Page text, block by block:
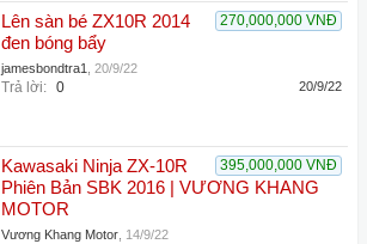
270,000,000 VNĐ
Lên sàn bé ZX10R 2014
đen bóng bẩy
jamesbondtra1 20/9/22
Trả lời: 0 20/9/22
395,000,000 VNĐ
Kawasaki Ninja ZX-10R
Phiên Bản SBK 2016 | VƯƠNG KHANG
MOTOR
Vương Khang Motor 14/9/22